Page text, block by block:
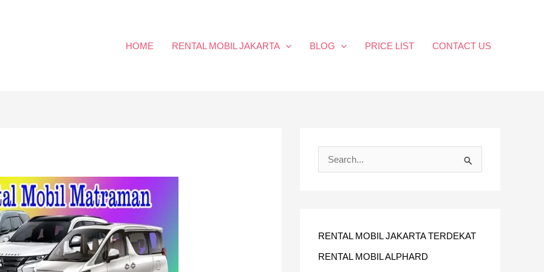
HOME RENTAL MOBIL JAKARTA BLOG PRICE LIST CONTACT US
U
N
RENTAL MOBIL JAKARTA TERDEKAT
RENTAL MOBIL ALPHARD